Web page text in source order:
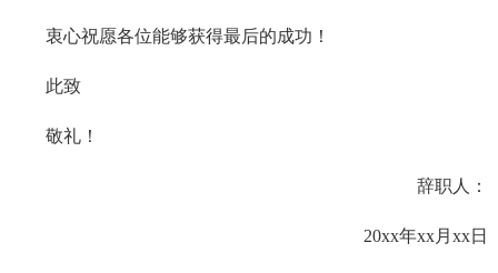
衷心祝愿各位能够获得最后的成功！
此致
敬礼！
辞职人：
20xx年xx月xx日